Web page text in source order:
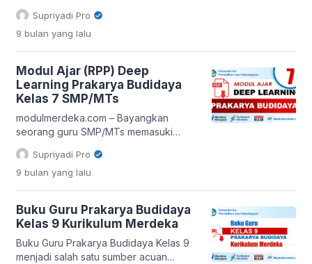
polybag, bibit sayur, dan semangat
pembelajaran. Di situlah guru dan siswa
kelas 9 SMP/MTs memulai perjalanan
kita akan menengok bagaimana
menyusun modul ajar (RPP) untuk
pembelajaran prakarya budidaya di
kelas 9 dengan kerangka Kurikulum
[…]
Supriyadi Pro
9 bulan yang lalu
Modul Ajar (RPP) Deep
Learning Prakarya Budidaya
Kelas 7 SMP/MTs
modulmerdeka.com – Bayangkan
seorang guru SMP/MTs memasuki
ruang kelas dengan semangat baru:
bukan hanya membawa buku cetak
dan lembar kerja biasa, tetapi sebuah
pembelajaran yang mendalam (deep
learning) untuk mata pelajaran
Prakarya khususnya aspek budidaya
pada kelas 7. Itulah fungsi utama dari
Supriyadi Pro
9 bulan yang lalu
Buku Guru Prakarya Budidaya
Kelas 9 Kurikulum Merdeka
Buku Guru Prakarya Budidaya Kelas 9
menjadi salah satu sumber acuan